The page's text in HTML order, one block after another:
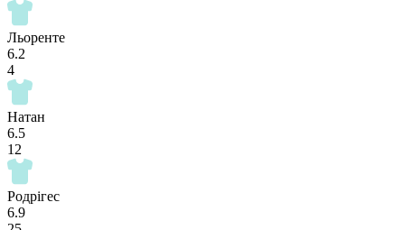
Льоренте
6.2
4
Натан
6.5
12
Родрігес
6.9